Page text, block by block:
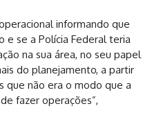
informando que
e se a Polícia Federal teria
na sua área, no seu papel
do planejamento, a partir
que não era o modo que a
fazer operações”,